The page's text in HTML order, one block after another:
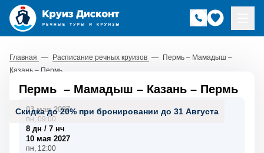
Главная — Расписание речных круизов — Пермь – Мамадыш –
Казань – Пермь
Скидка до 20% при бронировании до 31 Августа
Пермь – Мамадыш – Казань – Пермь
03 мая 2027
пн, 09:00
8 дн / 7 нч
10 мая 2027
пн, 12:00